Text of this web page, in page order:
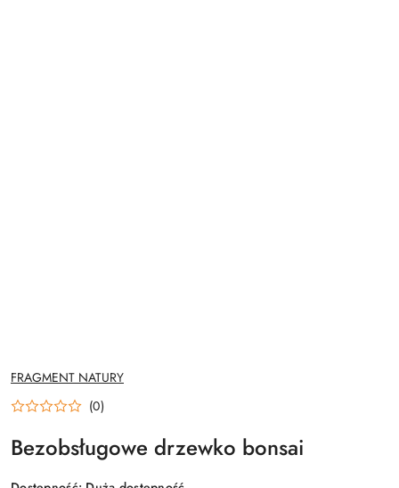
NAZWA
PRODUCENTA:
FRAGMENT NATURY
(0)
Bezobsługowe drzewko bonsai